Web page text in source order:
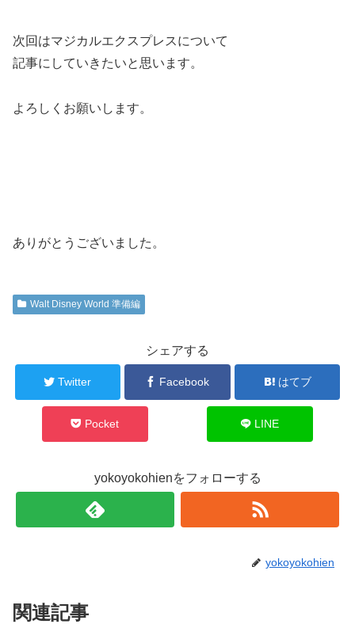
次回はマジカルエクスプレスについて
記事にしていきたいと思います。
よろしくお願いします。
ありがとうございました。
Walt Disney World 準備編
シェアする
Twitter Facebook はてブ
Pocket LINE
yokoyokohienをフォローする
yokoyokohien
関連記事